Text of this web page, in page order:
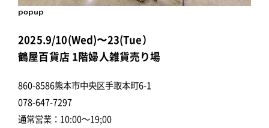
popup
2025.9/10(Wed)〜23(Tue）
鶴屋百貨店 1階婦人雑貨売り場
860-8586熊本市中央区手取本町6-1
078-647-7297
通常営業：10:00～19;00